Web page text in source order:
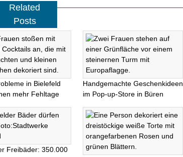
Related
Posts
in Bielefeld
mehr Fehltage
Handgemachte Geschenkideen
im Pop-up-Store in Büren
Freibäder: 350.000